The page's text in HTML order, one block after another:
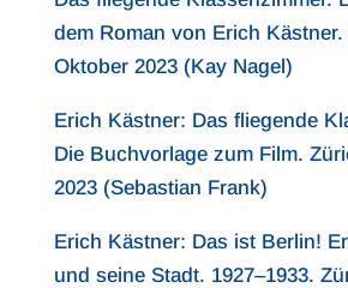
dem Roman von Erich
Oktober 2023 (Kay Nagel)
Erich Kästner: Das fliegende
Die Buchvorlage zum Film.
2023 (Sebastian Frank)
Erich Kästner: Das ist Berlin!
und seine Stadt. 1927–1933.